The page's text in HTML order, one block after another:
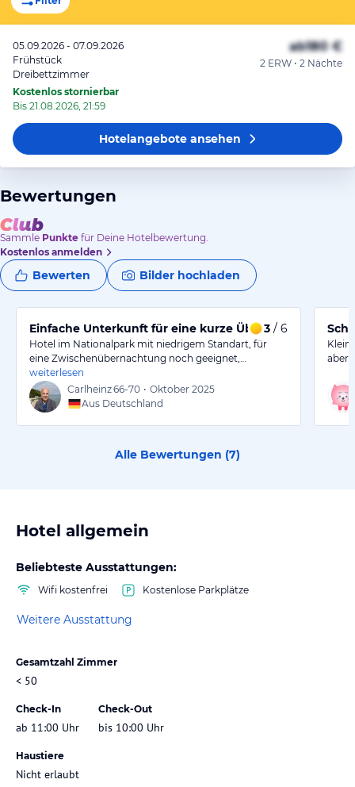
05.09.2026 - 07.09.2026
Frühstück
Dreibettzimmer
Kostenlos stornierbar
Bis 21.08.2026, 21:59
ab180 €
2 ERW • 2 Nächte
Hotelangeboteansehen
Bewertungen
Sammle Punkte für Deine Hotelbewertung.
Kostenlos anmelden
Bewerten Bilder hochladen
Einfache Unterkunft für eine kurze Übernachtung
3 / 6
Hotel im Nationalpark mit niedrigem Standart, für
eine Zwischenübernachtung noch geeignet,…
weiterlesen
Carlheinz66-70 • Oktober 2025
Aus Deutschland
aber
Alle Bewertungen (7)
Hotel allgemein
Beliebteste Ausstattungen:
Wifi kostenfrei Kostenlose Parkplätze
Weitere Ausstattung
Gesamtzahl Zimmer
< 50
Check-In
ab 11:00 Uhr
Check-Out
bis 10:00 Uhr
Haustiere
Nicht erlaubt